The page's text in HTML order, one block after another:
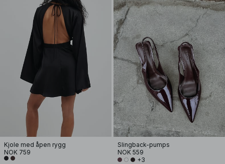
Kjole med åpen rygg
NOK 759
Slingback-pumps
NOK 559
+3